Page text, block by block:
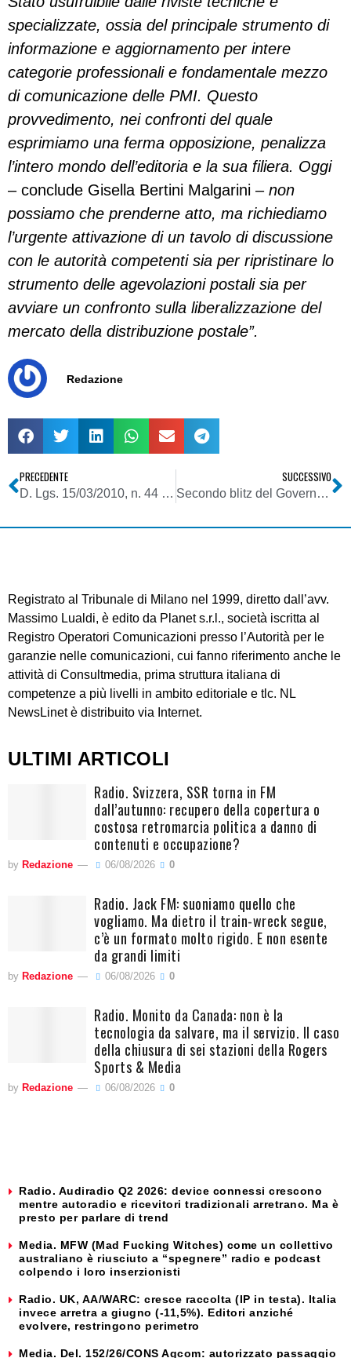
specializzate, ossia del principale strumento di
informazione e aggiornamento per intere
categorie professionali e fondamentale mezzo
di comunicazione delle PMI. Questo
provvedimento, nei confronti del quale
esprimiamo una ferma opposizione, penalizza
l’intero mondo dell’editoria e la sua filiera. Oggi
– conclude Gisella Bertini Malgarini – non
possiamo che prenderne atto, ma richiediamo
l’urgente attivazione di un tavolo di discussione
con le autorità competenti sia per ripristinare lo
strumento delle agevolazioni postali sia per
avviare un confronto sulla liberalizzazione del
mercato della distribuzione postale”.
Redazione
PRECEDENTE
D. Lgs. 15/03/2010, n. 44 – Problematica logical channel numbering
SUCCESSIVO
Secondo blitz del Governo contro informazione libera ed indipendente: dopo radio e tv locali sotto la tagliola finisce la carta stampata
Registrato al Tribunale di Milano nel 1999, diretto dall’avv.
Massimo Lualdi, è edito da Planet s.r.l., società iscritta al
Registro Operatori Comunicazioni presso l’Autorità per le
garanzie nelle comunicazioni, cui fanno riferimento anche le
attività di Consultmedia, prima struttura italiana di
competenze a più livelli in ambito editoriale e tlc. NL
NewsLinet è distribuito via Internet.
ULTIMI ARTICOLI
Radio. Svizzera, SSR torna in FM
dall’autunno: recupero della copertura o
costosa retromarcia politica a danno di
contenuti e occupazione?
by Redazione 06/08/2026 0
Radio. Jack FM: suoniamo quello che
vogliamo. Ma dietro il train-wreck segue,
c’è un formato molto rigido. E non esente
da grandi limiti
by Redazione 06/08/2026 0
Radio. Monito da Canada: non è la
tecnologia da salvare, ma il servizio. Il caso
della chiusura di sei stazioni della Rogers
Sports & Media
by Redazione 06/08/2026 0
Radio. Audiradio Q2 2026: device connessi crescono
mentre autoradio e ricevitori tradizionali arretrano. Ma è
presto per parlare di trend
Media. MFW (Mad Fucking Witches) come un collettivo
australiano è riusciuto a “spegnere” radio e podcast
colpendo i loro inserzionisti
Radio. UK, AA/WARC: cresce raccolta (IP in testa). Italia
invece arretra a giugno (-11,5%). Editori anziché
evolvere, restringono perimetro
Media. Del. 152/26/CONS Agcom: autorizzato passaggio